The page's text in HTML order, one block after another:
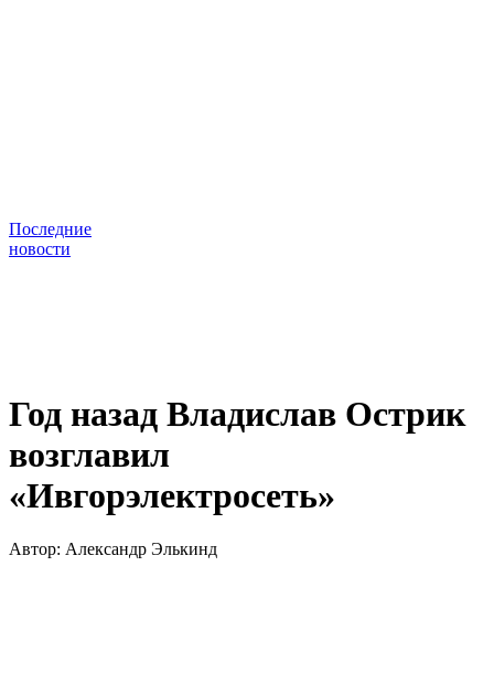
Последние
новости
Год назад Владислав Острик
возглавил
«Ивгорэлектросеть»
Автор: Александр Элькинд